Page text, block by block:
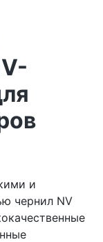
и
чернил NV